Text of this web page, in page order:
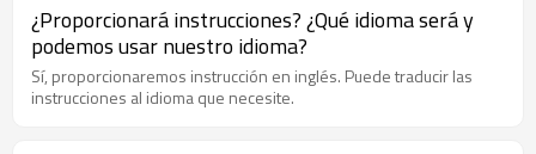
¿Proporcionará instrucciones? ¿Qué idioma será y
podemos usar nuestro idioma?
Sí, proporcionaremos instrucción en inglés. Puede traducir las
instrucciones al idioma que necesite.